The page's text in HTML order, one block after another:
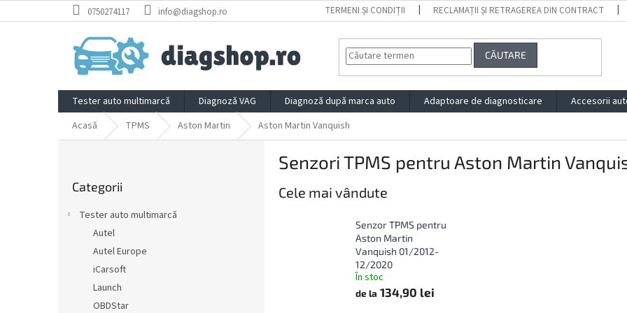
la
0750274117 info@diagshop.ro TERMENI ȘI CONDIȚII RECLAMAȚII ȘI RETRAGEREA DIN CONTRACT
CĂUTARE
Tester auto multimarcă Diagnoză VAG Diagnoză după marca auto Adaptoare de diagnosticare Accesorii
Acasă
TPMS Aston Martin Aston Martin Vanquish
peste
Categorii
Tester auto multimarcă
Autel
Autel Europe
iCarsoft
Launch
OBDStar
Senzori TPMS pentru Aston Martin
Cele mai vândute
Senzor TPMS pentru
Aston Martin
Vanquish 01/2012-
12/2020
În stoc
de la 134,90 lei